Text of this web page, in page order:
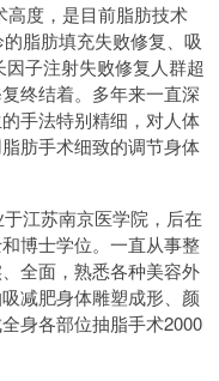
高度，是目前脂肪技术
脂肪填充失败修复、吸
子注射失败修复人群超
终结着。多年来一直深
手法特别精细，对人体
肪手术细致的调节身体
江苏南京医学院，后在
博士学位。一直从事整
全面，熟悉各种美容外
减肥身体雕塑成形、颜
身各部位抽脂手术2000